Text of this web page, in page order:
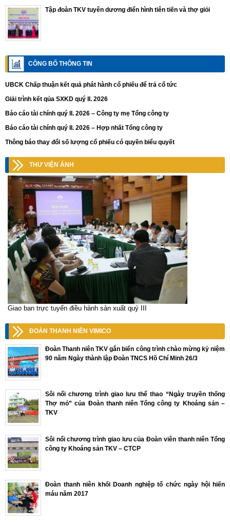
Tập đoàn TKV tuyên dương điển hình tiên tiến và thợ giỏi
CÔNG BỐ THÔNG TIN
UBCK Chấp thuận kết quả phát hành cổ phiếu để trả cổ tức
Giải trình kết qủa SXKD quý II. 2026
Báo cáo tài chính quý II. 2026 – Công ty mẹ Tổng công ty
Báo cáo tài chính quý II. 2026 – Hợp nhất Tổng công ty
Thông báo thay đổi số lượng cổ phiếu có quyền biểu quyết
THƯ VIỆN ẢNH
Giao ban trực tuyến điều hành sản xuất quý III
ĐOÀN THANH NIÊN VIMICO
Đoàn Thanh niên TKV gắn biển công trình chào mừng kỷ niệm
90 năm Ngày thành lập Đoàn TNCS Hồ Chí Minh 26/3
Sôi nổi chương trình giao lưu thể thao “Ngày truyền thống
Thợ mỏ” của Đoàn thanh niên Tổng công ty Khoáng sản –
TKV
Sôi nổi chương trình giao lưu của Đoàn viên thanh niên Tổng
công ty Khoáng sản TKV – CTCP
Đoàn thanh niên khối Doanh nghiệp tổ chức ngày hội hiến
máu năm 2017